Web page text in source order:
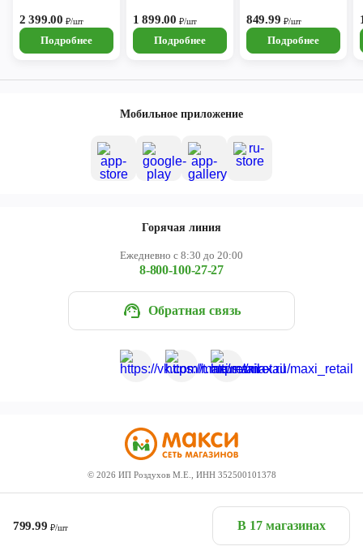
799.99 ₽/шт В 17 магазинах
0,75л
2 399.00₽/шт
Подробнее
1 899.00₽/шт
Подробнее
849.99 ₽/шт
Подробнее
Мобильное приложение
Горячая линия
Ежедневно с 8:30 до 20:00
8-800-100-27-27
Обратная связь
© 2026 ИП Роздухов М.Е., ИНН 352500101378